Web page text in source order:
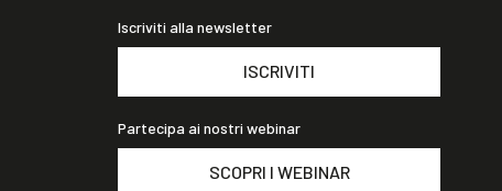
Iscriviti alla newsletter
ISCRIVITI
Partecipa ai nostri webinar
SCOPRI I WEBINAR